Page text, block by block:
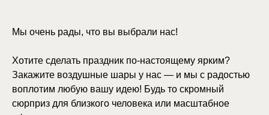
Мы очень рады, что вы выбрали нас!
Хотите сделать праздник по-настоящему ярким?
Закажите воздушные шары у нас — и мы с радостью
воплотим любую вашу идею! Будь то скромный
сюрприз для близкого человека или масштабное